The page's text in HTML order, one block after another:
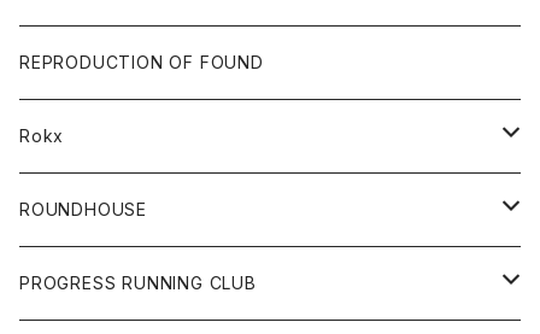
帽子
靴
バック
トップス
カットソー
カーディガン
ボトムス
ショートパンツ
パンツ
レディース
カットソー
財布
バック
パンツ
ショートパンツ
REPRODUCTION OF FOUND
Rokx
ボトム
ROUNDHOUSE
エプロン
PROGRESS RUNNING CLUB